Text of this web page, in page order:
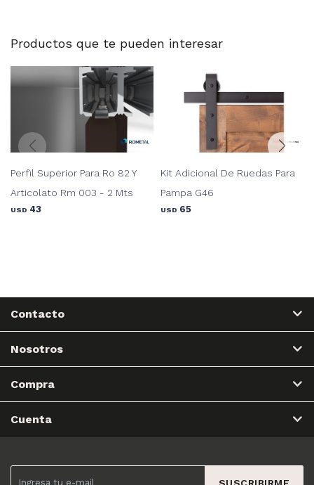
Productos que te pueden interesar
Perfil Superior Para Ro 82 Y
Articolato Rm 003 - 2 Mts
USD 43
Kit Adicional De Ruedas Para
Pampa G46
USD 65
SUSCRIBIRME
Contacto
Nosotros
Compra
Cuenta